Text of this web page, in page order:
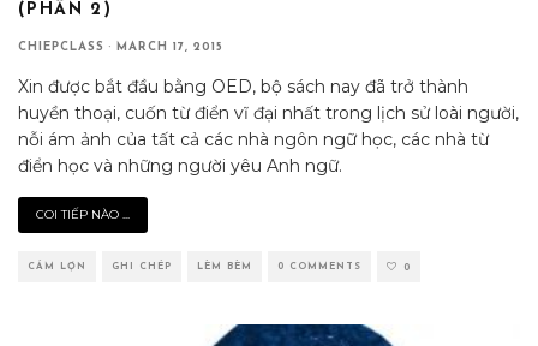
(PHẦN 2)
CHIEPCLASS · MARCH 17, 2015
Xin được bắt đầu bằng OED, bộ sách nay đã trở thành
huyền thoại, cuốn từ điển vĩ đại nhất trong lịch sử loài người,
nỗi ám ảnh của tất cả các nhà ngôn ngữ học, các nhà từ
điển học và những người yêu Anh ngữ.
COI TIẾP NÀO ...
CÁM LỢN GHI CHÉP LÈM BÈM 0 COMMENTS 0